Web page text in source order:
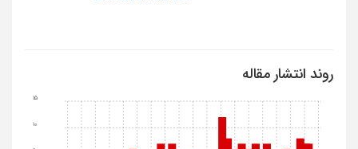
روند انتشار مقاله
10
15